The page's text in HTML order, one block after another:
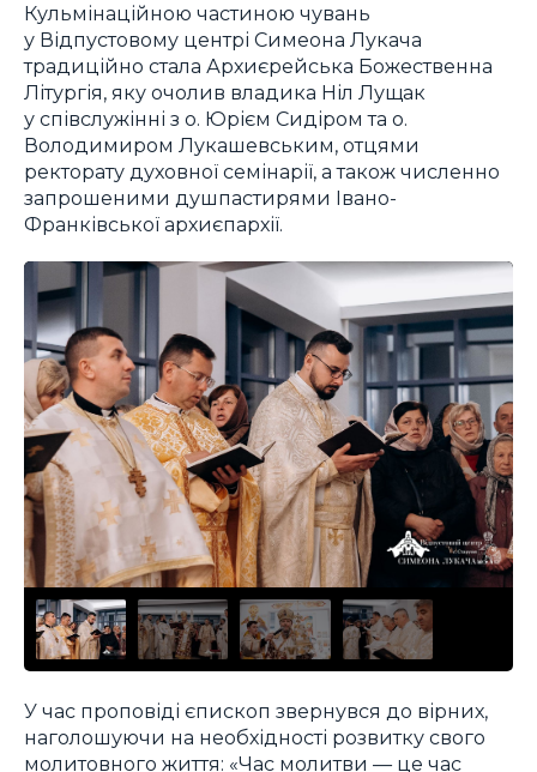
Кульмінаційною частиною чувань
у Відпустовому центрі Симеона Лукача
традиційно стала Архиєрейська Божественна
Літургія, яку очолив владика Ніл Лущак
у співслужінні з о. Юрієм Сидіром та о.
Володимиром Лукашевським, отцями
ректорату духовної семінарії, а також численно
запрошеними душпастирями Івано-
Франківської архиєпархії.
У час проповіді єпископ звернувся до вірних,
наголошуючи на необхідності розвитку свого
молитовного життя: «Час молитви — це час